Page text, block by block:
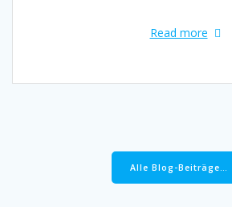
Read more
Alle Blog-Beiträge…